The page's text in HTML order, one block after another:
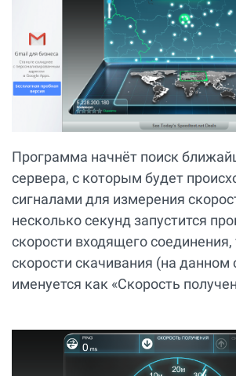
Программа начнёт поиск
сервера, с которым будет
сигналами для измерения
несколько секунд запустится
скорости входящего
скорости скачивания (на данном
именуется как «Скорость